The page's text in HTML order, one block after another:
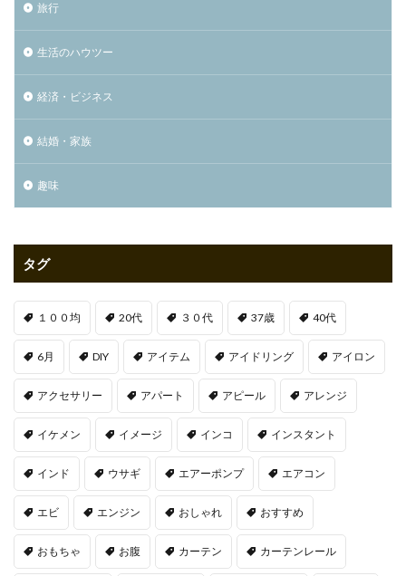
旅行
生活のハウツー
経済・ビジネス
結婚・家族
趣味
タグ
１００均 20代 ３０代 37歳 40代
6月 DIY アイテム アイドリング アイロン
アクセサリー アパート アピール アレンジ
イケメン イメージ インコ インスタント
インド ウサギ エアーポンプ エアコン
エビ エンジン おしゃれ おすすめ
おもちゃ お腹 カーテン カーテンレール